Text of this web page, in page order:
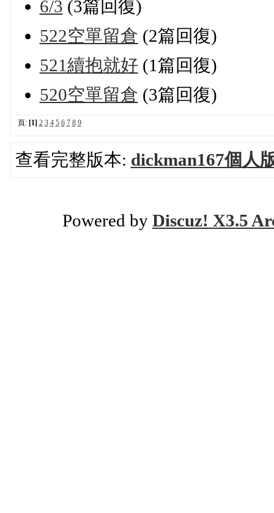
6/3 (3篇回復)
522空單留倉 (2篇回復)
521續抱就好 (1篇回復)
520空單留倉 (3篇回復)
頁: [1] 2 3 4 5 6 7 8 9
查看完整版本: dickman167個人
Powered by Discuz! X3.5